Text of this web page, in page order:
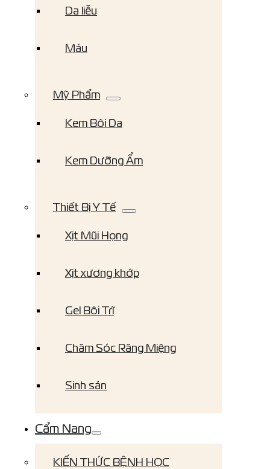
Da liễu
Máu
Mỹ Phẩm
Kem Bôi Da
Kem Dưỡng Ẩm
Thiết Bị Y Tế
Xịt Mũi Họng
Xịt xương khớp
Gel Bôi Trĩ
Chăm Sóc Răng Miệng
Sinh sản
Cẩm Nang
KIẾN THỨC BỆNH HỌC